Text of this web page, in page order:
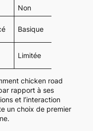
Non
Basique
Limitée
chicken road
rapport à ses
et l’interaction
un choix de premier